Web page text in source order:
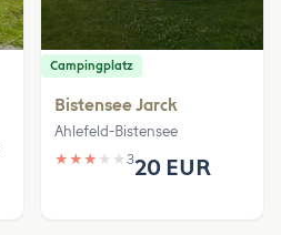
Campingplatz
Bistensee Jarck
Ahlefeld-Bistensee
★ ★ ★ ★ ★ 320 EUR